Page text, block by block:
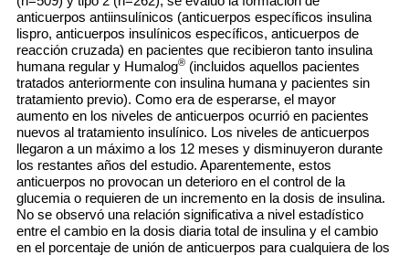
anticuerpos antiinsulínicos (anticuerpos específicos insulina
lispro, anticuerpos insulínicos específicos, anticuerpos de
reacción cruzada) en pacientes que recibieron tanto insulina
humana regular y Humalog® (incluidos aquellos pacientes
tratados anteriormente con insulina humana y pacientes sin
tratamiento previo). Como era de esperarse, el mayor
aumento en los niveles de anticuerpos ocurrió en pacientes
nuevos al tratamiento insulínico. Los niveles de anticuerpos
llegaron a un máximo a los 12 meses y disminuyeron durante
los restantes años del estudio. Aparentemente, estos
anticuerpos no provocan un deterioro en el control de la
glucemia o requieren de un incremento en la dosis de insulina.
No se observó una relación significativa a nivel estadístico
entre el cambio en la dosis diaria total de insulina y el cambio
en el porcentaje de unión de anticuerpos para cualquiera de los